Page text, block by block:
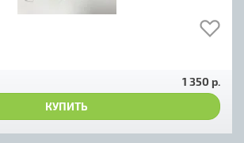
1 350 р.
КУПИТЬ